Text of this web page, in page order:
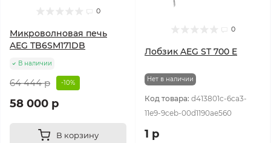
0
Микроволновая печь
AEG TB6SM171DB
В наличии
64 444 р -10%
58 000 р
В корзину
0
Лобзик AEG ST 700 E
Нет в наличии
Код товара: d413801c-6ca3-
11e9-9ceb-00d1190ae560
1 р